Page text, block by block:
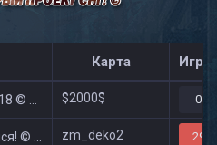
Карта
$2000$ 0/
Show zm_deko2 29/